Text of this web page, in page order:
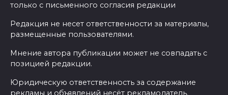
только с письменного согласия редакции
Редакция не несет ответственности за материалы,
размещенные пользователями.
Мнение автора публикации может не совпадать с
позицией редакции.
Юридическую ответственность за содержание
рекламы и объявлений несёт рекламодатель.